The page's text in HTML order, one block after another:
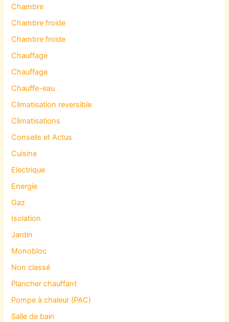
Chambre
Chambre froide
Chambre froide
Chauffage
Chauffage
Chauffe-eau
Climatisation reversible
Climatisations
Conseils et Actus
Cuisine
Electrique
Energie
Gaz
Isolation
Jardin
Monobloc
Non classé
Plancher chauffant
Pompe à chaleur (PAC)
Salle de bain